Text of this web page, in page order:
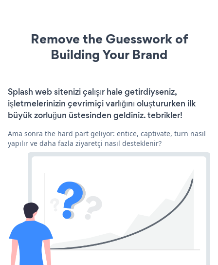
Remove the Guesswork of
Building Your Brand
Splash web sitenizi çalışır hale getirdiyseniz,
işletmelerinizin çevrimiçi varlığını oluştururken ilk
büyük zorluğun üstesinden geldiniz. tebrikler!
Ama sonra the hard part geliyor: entice, captivate, turn nasıl
yapılır ve daha fazla ziyaretçi nasıl desteklenir?